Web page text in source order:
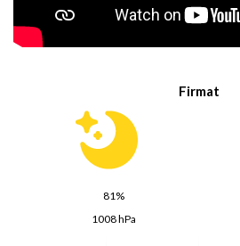
Firmat
81%
1008 hPa